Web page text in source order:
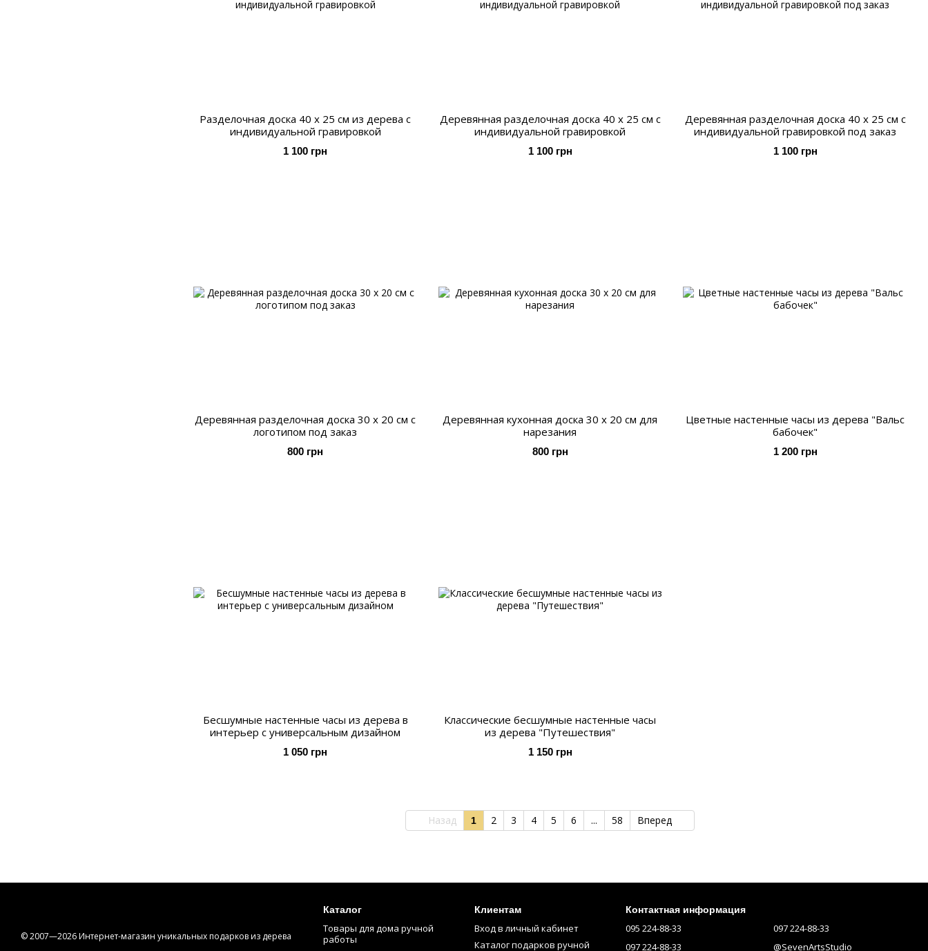
Разделочная доска 40 х 25 см из дерева с
индивидуальной гравировкой
1 100 грн
Деревянная разделочная доска 40 х 25 см с
индивидуальной гравировкой
1 100 грн
Деревянная разделочная доска 40 х 25 см с
индивидуальной гравировкой под заказ
1 100 грн
Деревянная разделочная доска 30 х 20 см с
логотипом под заказ
800 грн
Деревянная кухонная доска 30 х 20 см для
нарезания
800 грн
Цветные настенные часы из дерева "Вальс
бабочек"
1 200 грн
Бесшумные настенные часы из дерева в
интерьер с универсальным дизайном
1 050 грн
Классические бесшумные настенные часы
из дерева "Путешествия"
1 150 грн
Назад 1 2 3 4 5 6 ... 58 Вперед
© 2007—2026 Интернет-магазин уникальных подарков из дерева
Каталог
Товары для дома ручной
работы
Клиентам
Вход в личный кабинет
Каталог подарков ручной
Контактная информация
095 224-88-33
097 224-88-33
097 224-88-33
@SevenArtsStudio